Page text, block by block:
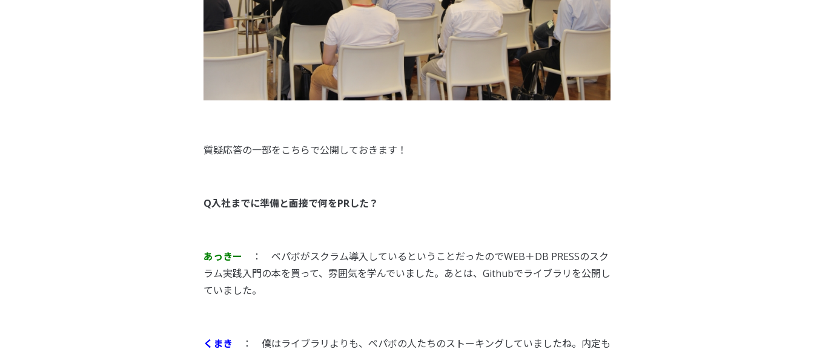
質疑応答の一部をこちらで公開しておきます！
Q入社までに準備と面接で何をPRした？
あっきー ： ペパボがスクラム導入しているということだったのでWEB＋DB PRESSのスク
ラム実践入門の本を買って、雰囲気を学んでいました。あとは、Githubでライブラリを公開し
ていました。
くまき ： 僕はライブラリよりも、ペパボの人たちのストーキングしていましたね。内定も